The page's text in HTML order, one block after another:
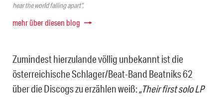
hear the world falling apart“.
mehr über diesen blog
Zumindest hierzulande völlig unbekannt ist die
österreichische Schlager/Beat-Band Beatniks 62
über die Discogs zu erzählen weiß:„Their first solo LP